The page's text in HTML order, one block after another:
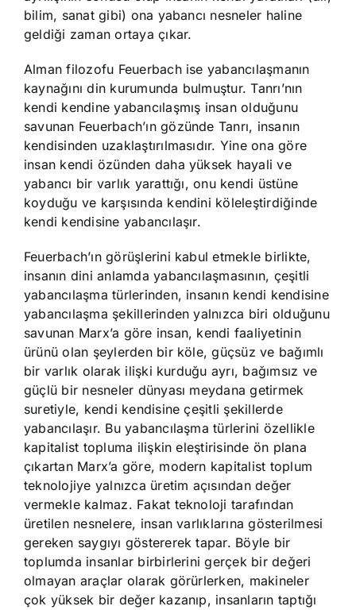
bilim, sanat gibi) ona yabancı nesneler haline
geldiği zaman ortaya çıkar.
Alman filozofu Feuerbach ise yabancılaşmanın
kaynağını din kurumunda bulmuştur. Tanrı’nın
kendi kendine yabancılaşmış insan olduğunu
savunan Feuerbach’ın gözünde Tanrı, insanın
kendisinden uzaklaştırılmasıdır. Yine ona göre
insan kendi özünden daha yüksek hayali ve
yabancı bir varlık yarattığı, onu kendi üstüne
koyduğu ve karşısında kendini köleleştirdiğinde
kendi kendisine yabancılaşır.
Feuerbach’ın görüşlerini kabul etmekle birlikte,
insanın dini anlamda yabancılaşmasının, çeşitli
yabancılaşma türlerinden, insanın kendi kendisine
yabancılaşma şekillerinden yalnızca biri olduğunu
savunan Marx’a göre insan, kendi faaliyetinin
ürünü olan şeylerden bir köle, güçsüz ve bağımlı
bir varlık olarak ilişki kurduğu ayrı, bağımsız ve
güçlü bir nesneler dünyası meydana getirmek
suretiyle, kendi kendisine çeşitli şekillerde
yabancılaşır. Bu yabancılaşma türlerini özellikle
kapitalist topluma ilişkin eleştirisinde ön plana
çıkartan Marx’a göre, modern kapitalist toplum
teknolojiye yalnızca üretim açısından değer
vermekle kalmaz. Fakat teknoloji tarafından
üretilen nesnelere, insan varlıklarına gösterilmesi
gereken saygıyı göstererek tapar. Böyle bir
toplumda insanlar birbirlerini gerçek bir değeri
olmayan araçlar olarak görürlerken, makineler
çok yüksek bir değer kazanıp, insanların taptığı